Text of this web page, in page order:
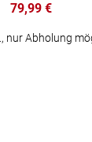
79,99 €
nur Abholung